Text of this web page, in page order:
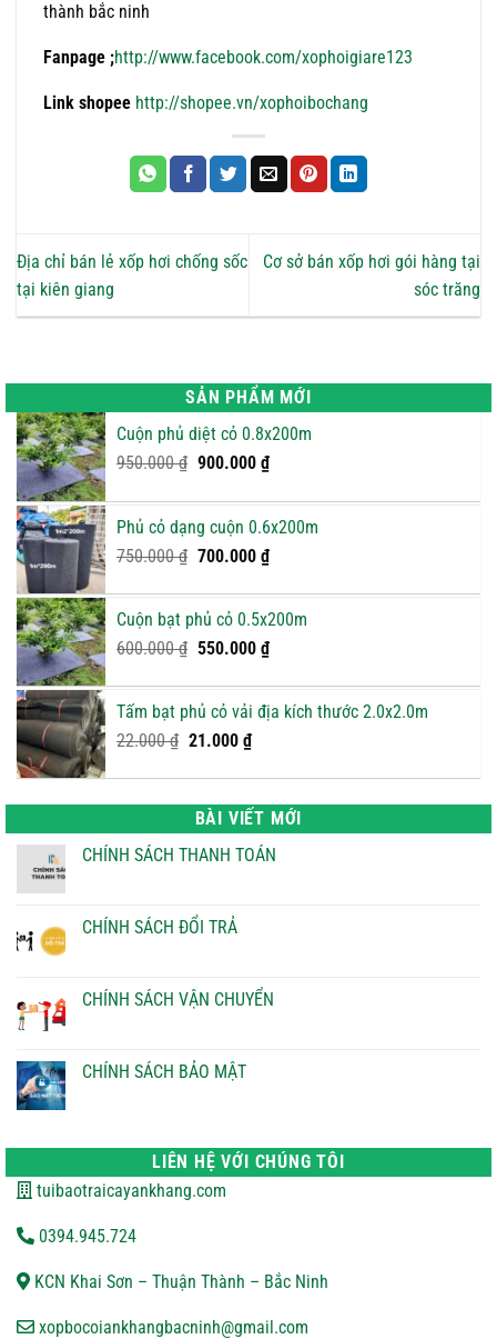
thành bắc ninh
Fanpage ;http://www.facebook.com/xophoigiare123
Link shopee http://shopee.vn/xophoibochang
Địa chỉ bán lẻ xốp hơi chống sốc
tại kiên giang
Cơ sở bán xốp hơi gói hàng tại
sóc trăng
SẢN PHẨM MỚI
Cuộn phủ diệt cỏ 0.8x200m
950.000₫ Giá
là:
950.000 ₫.
900.000 ₫Giá
tại
là:
900.000 ₫.
Phủ cỏ dạng cuộn 0.6x200m
750.000₫ Giá
là:
750.000 ₫.
700.000 ₫Giá
tại
là:
700.000 ₫.
Cuộn bạt phủ cỏ 0.5x200m
600.000₫ Giá
là:
600.000 ₫.
550.000 ₫Giá
tại
là:
Tấm bạt phủ cỏ vải địa kích thước 2.0x2.0m
22.000₫ Giá
là:
22.000 ₫.
21.000 ₫Giá
tại
là:
21.000 ₫.
BÀI VIẾT MỚI
CHÍNH SÁCH THANH TOÁN
luận
ở
TOÁN
CHÍNH SÁCH ĐỔI TRẢ
luận
ở
TRẢ
CHÍNH SÁCH VẬN CHUYỂN
luận
ởCHÍNH SÁCH BẢO MẬT
ở
SÁCH
BẢO
LIÊN HỆ VỚI CHÚNG TÔI
tuibaotraicayankhang.com
0394.945.724
KCN Khai Sơn – Thuận Thành – Bắc Ninh
xopbocoiankhangbacninh@gmail.com